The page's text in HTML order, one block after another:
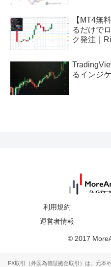
【MT4無
るだけで
ク発注｜
るインジ
利用規約
運営者情報
© 2017
FX取引（外国為替証拠金取引）は、元本